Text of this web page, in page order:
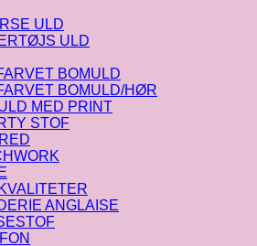
ULD
ULD
BOMULD
BOMULD/HØR
MED PRINT
STOF
ANGLAISE